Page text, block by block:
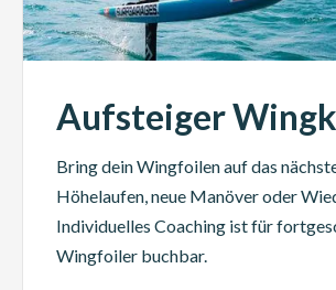
Aufsteiger
Bring dein Wingfoilen auf das
Höhelaufen, neue Manöver oder
Individuelles Coaching ist für
Wingfoiler buchbar.